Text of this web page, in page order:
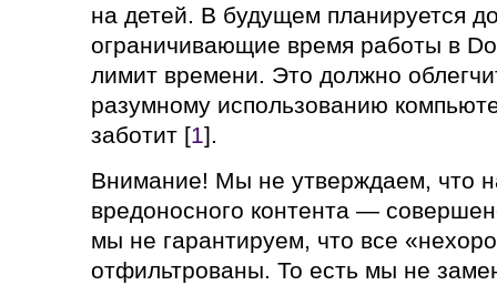
на детей. В будущем планируется
ограничивающие время работы в
лимит времени. Это должно
разумному использованию
заботит [1].
Внимание! Мы не утверждаем, что
вредоносного контента —
мы не гарантируем, что все
отфильтрованы. То есть мы не